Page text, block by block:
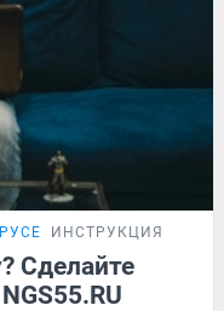
ИНСТРУКЦИЯ
Сделайте